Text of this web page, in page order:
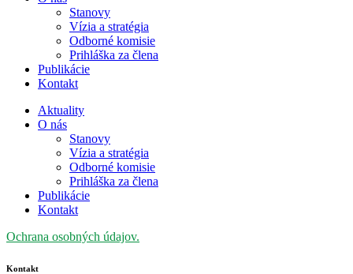
Stanovy
Vízia a stratégia
Odborné komisie
Prihláška za člena
Publikácie
Kontakt
Aktuality
O nás
Stanovy
Vízia a stratégia
Odborné komisie
Prihláška za člena
Publikácie
Kontakt
Ochrana osobných údajov.
Kontakt